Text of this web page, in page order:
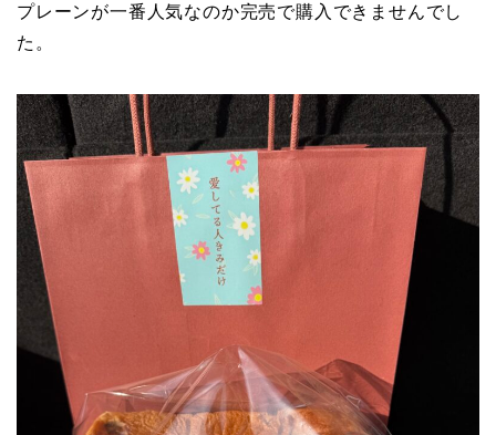
プレーンが一番人気なのか完売で購入できませんでし
た。